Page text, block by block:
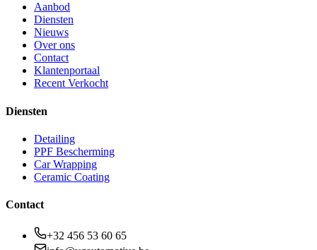
Aanbod
Diensten
Nieuws
Over ons
Contact
Klantenportaal
Recent Verkocht
Diensten
Detailing
PPF Bescherming
Car Wrapping
Ceramic Coating
Contact
+32 456 53 60 65